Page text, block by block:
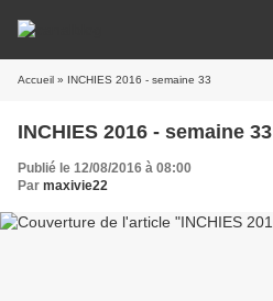
Accueil » INCHIES 2016 - semaine 33
INCHIES 2016 - semaine 33
Publié le 12/08/2016 à 08:00
Par maxivie22